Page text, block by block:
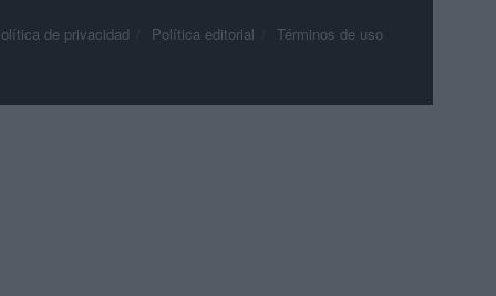
de privacidad Política editorial Términos de uso